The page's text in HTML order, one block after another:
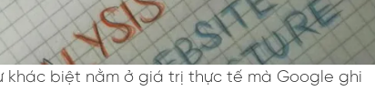
biệt nằm ở giá trị thực tế mà Google ghi